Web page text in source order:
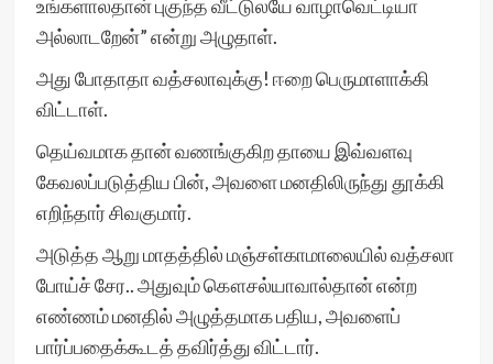
உங்களாலதான் புகுந்த வீட்டுலயே வாழாவெட்டியா
அல்லாடறேன்” என்று அழுதாள்.
அது போதாதா வத்சலாவுக்கு! ஈறை பெருமாளாக்கி
விட்டாள்.
தெய்வமாக தான் வணங்குகிற தாயை இவ்வளவு
கேவலப்படுத்திய பின், அவளை மனதிலிருந்து தூக்கி
எறிந்தார் சிவகுமார்.
அடுத்த ஆறு மாதத்தில் மஞ்சள்காமாலையில் வத்சலா
போய்ச் சேர.. அதுவும் கௌசல்யாவால்தான் என்ற
எண்ணம் மனதில் அழுத்தமாக பதிய, அவளைப்
பார்ப்பதைக்கூடத் தவிர்த்து விட்டார்.